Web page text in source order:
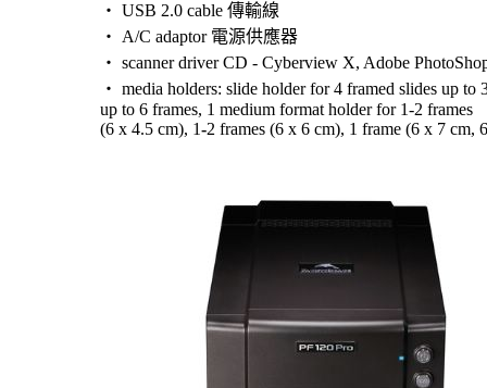
‧ USB 2.0 cable 傳輸線
‧ A/C adaptor 電源供應器
‧ scanner driver CD - Cyberview X, Adobe
‧ media holders: slide holder for 4 framed slides up
up to 6 frames, 1 medium format holder for 1-2 frames
(6 x 4.5 cm), 1-2 frames (6 x 6 cm), 1 frame (6 x 7 cm,